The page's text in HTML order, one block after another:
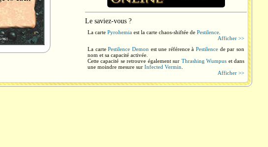
Le saviez-vous ?
La carte Pyrohemia est la carte chaos-shiftée de Pestilence
Afficher >>
La cartePestilence Demon est une référence àPestilence de par son
nom et sa capacité activée.
Cette capacité se retrouve également sur Thrashing Wumpus et dans
une moindre mesure sur Infected Vermin
Afficher >>